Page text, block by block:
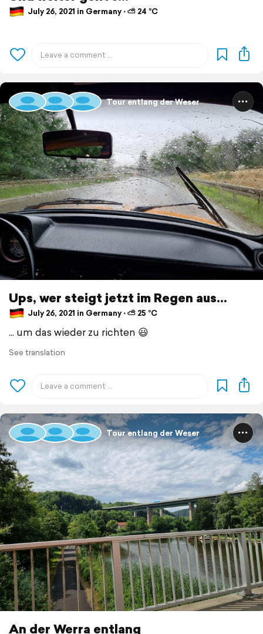
July 26, 2021 in Germany ⋅ ⛅ 24 °C
Tour entlang der Weser
Ups, wer steigt jetzt im Regen aus...
July 26, 2021 in Germany ⋅ ⛅ 25 °C
... um das wieder zu richten 😃
See translation
Tour entlang der Weser
An der Werra entlang